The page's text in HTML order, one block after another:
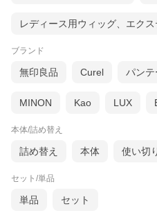
レディース用ウィッグ、エク
ブランド
無印良品 Curel パンテ
MINON Kao LUX
本体/詰め替え
詰め替え 本体 使い切
セット/単品
単品 セット